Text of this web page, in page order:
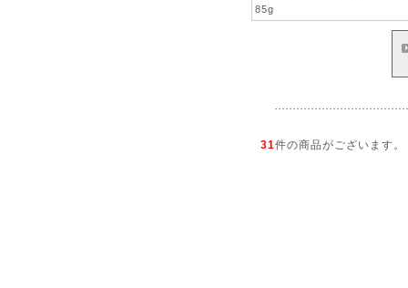
85g
31 件の商品がございます。